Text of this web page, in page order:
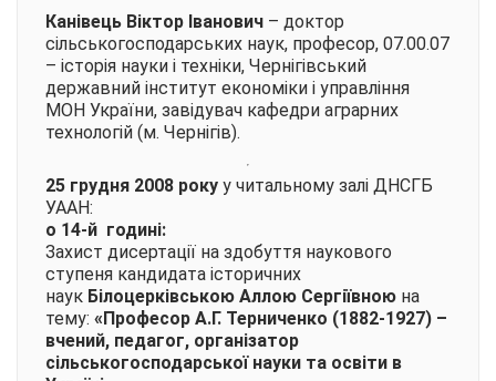
Канівець Віктор Іванович – доктор
сільськогосподарських наук, професор, 07.00.07
– історія науки і техніки, Чернігівський
державний інститут економіки і управління
МОН України, завідувач кафедри аграрних
технологій (м. Чернігів).
25 грудня 2008 року у читальному залі ДНСГБ
УААН:
о 14-й годині:
Захист дисертації на здобуття наукового
ступеня кандидата історичних
наук Білоцерківською Аллою Сергіївною на
тему: «Професор А.Г. Терниченко (1882-1927) –
вчений, педагог, організатор
сільськогосподарської науки та освіти в